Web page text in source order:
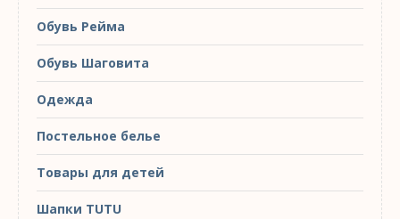
Обувь Рейма
Обувь Шаговита
Одежда
Постельное белье
Товары для детей
Шапки TUTU